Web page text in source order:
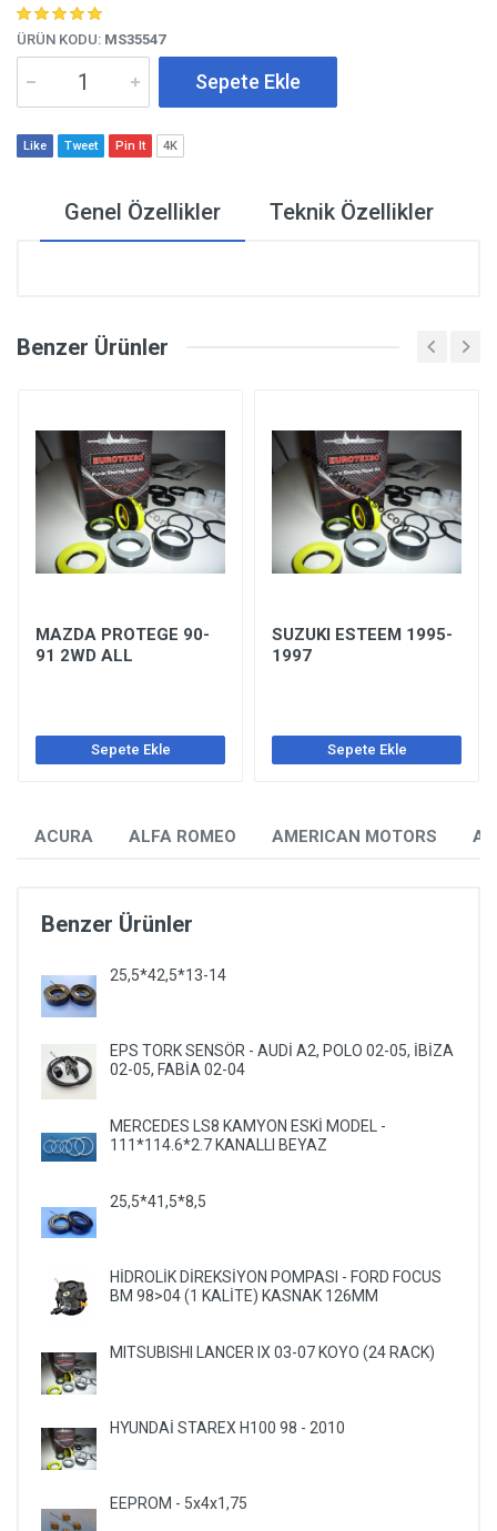
ACURA ALFA ROMEO AMERICAN MOTORS
Benzer Ürünler
25,5*42,5*13-14
EPS TORK SENSÖR - AUDİ A2, POLO 02-05, İBİZA
02-05, FABİA 02-04
MERCEDES LS8 KAMYON ESKİ MODEL -
111*114.6*2.7 KANALLI BEYAZ
25,5*41,5*8,5
HİDROLİK DİREKSİYON POMPASI - FORD FOCUS
BM 98>04 (1 KALİTE) KASNAK 126MM
MITSUBISHI LANCER IX 03-07 KOYO (24 RACK)
HYUNDAİ STAREX H100 98 - 2010
EEPROM - 5x4x1,75
ÜRÜN KODU: MS35547
Sepete Ekle
Like Tweet Pin It 4K
Genel Özellikler Teknik Özellikler
Benzer Ürünler
MAZDA PROTEGE 90-
91 2WD ALL
Sepete Ekle
SUZUKI ESTEEM 1995-
1997
Sepete Ekle